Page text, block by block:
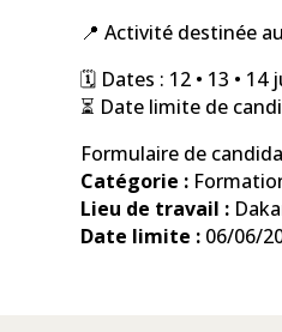
📍 Activité destinée
🗓️ Dates : 12 • 13 • 14
⏳ Date limite de
Formulaire de
Catégorie :
Lieu de travail :
Date limite : 06/06/